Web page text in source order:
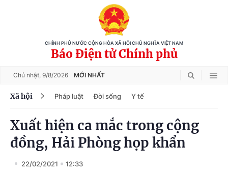
CHÍNH PHỦ NƯỚC CỘNG HÒA XÃ HỘI CHỦ NGHĨA VIỆT NAM
Báo Điện tử Chính phủ
Chủ nhật, 9/8/2026 MỚI NHẤT
Xã hội Pháp luật Đời sống Y tế
Xuất hiện ca mắc trong cộng
đồng, Hải Phòng họp khẩn
22/02/2021 12:33